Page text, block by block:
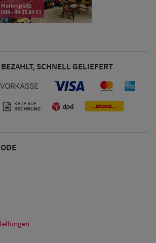
Marienplatz
089 - 89 05 84 01
SCHNELL GELIEFERT